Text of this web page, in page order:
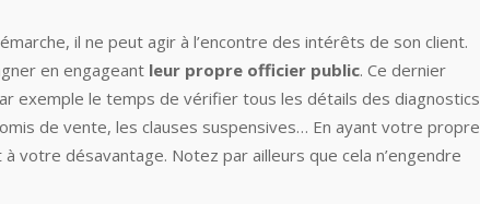
il ne peut agir à l’encontre des intérêts de son client.
en engageant leur propre officier public. Ce dernier
exemple le temps de vérifier tous les détails des diagnostics
de vente, les clauses suspensives… En ayant votre propre
votre désavantage. Notez par ailleurs que cela n’engendre